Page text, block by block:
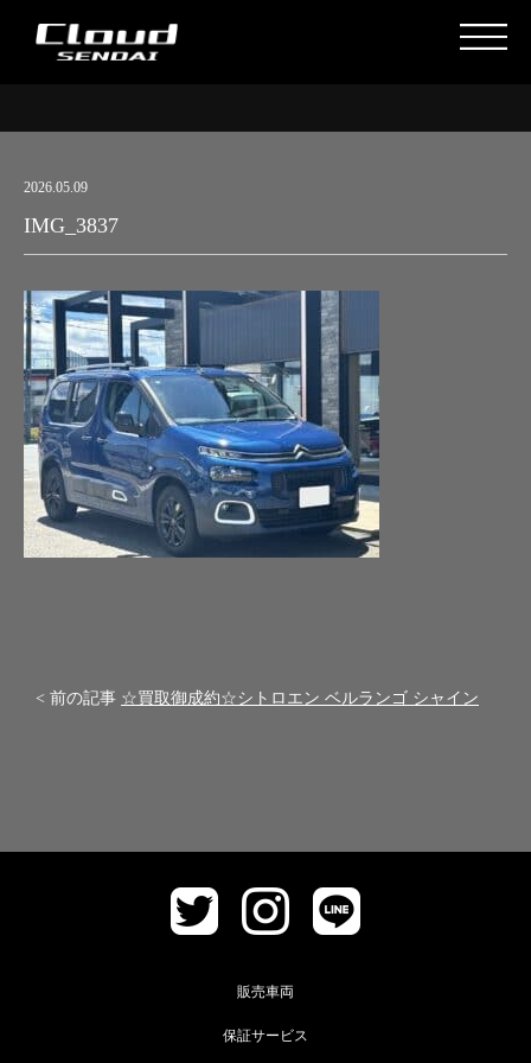
2026.05.09
IMG_3837
< 前の記事 ☆買取御成約☆シトロエン ベルランゴ シャイン
販売車両
保証サービス